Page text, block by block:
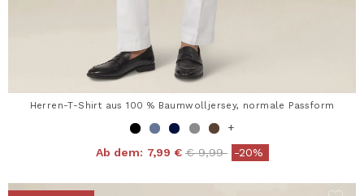
Herren-T-Shirt aus 100 % Baumwolljersey, normale Passform
+
Ab dem: 7,99 € Price reduced from
€ 9,99to-20%